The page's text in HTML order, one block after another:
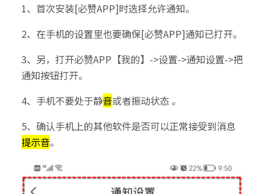
1、首次安装[必赞APP]时选择允许通知。
2、在手机的设置里也要确保[必赞APP]通知已打开。
3、另，打开必赞APP【我的】->设置->通知设置->把
通知按钮打开。
4、手机不要处于静音或者振动状态 。
5、确认手机上的其他软件是否可以正常接受到消息
提示音。